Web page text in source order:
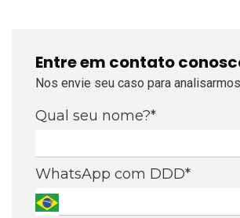
Entre em contato
Nos envie seu caso para
Qual seu nome?*
WhatsApp com DDD*